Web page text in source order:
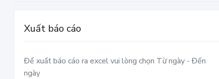
Xuất báo cáo
Để xuất báo cáo ra excel vui lòng chọn Từ ngày - Đến
ngày